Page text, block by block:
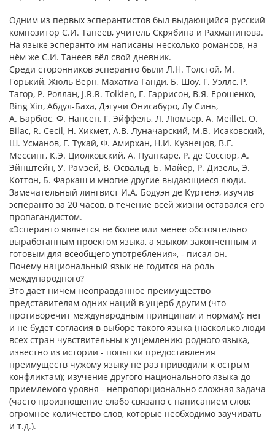
Одним из первых эсперантистов был выдающийся русский
композитор С.И. Танеев, учитель Скрябина и Рахманинова.
На языке эсперанто им написаны несколько романсов, на
нём же С.И. Танеев вёл свой дневник.
Среди сторонников эсперанто были Л.Н. Толстой, М.
Горький, Жюль Верн, Махатма Ганди, Б. Шоу, Г. Уэллс, Р.
Тагор, Р. Роллан, J.R.R. Tolkien, Г. Гаррисон, В.Я. Ерошенко,
Bing Xin, Абдул-Баха, Дэгучи Онисабуро, Лу Синь,
А. Барбюс, Ф. Нансен, Г. Эйффель, Л. Люмьер, A. Meillet, O.
Bilac, R. Cecil, Н. Хикмет, А.В. Луначарский, М.В. Исаковский,
Ш. Усманов, Г. Тукай, Ф. Амирхан, Н.И. Кузнецов, В.Г.
Мессинг, К.Э. Циолковский, А. Пуанкаре, Р. де Соссюр, А.
Эйнштейн, У. Рамзей, В. Освальд, Б. Майер, Р. Дизель, Э.
Коттон, Б. Фаркаш и многие другие выдающиеся люди.
Замечательный лингвист И.А. Бодуэн де Куртенэ, изучив
эсперанто за 20 часов, в течение всей жизни оставался его
пропагандистом.
«Эсперанто является не более или менее обстоятельно
выработанным проектом языка, а языком законченным и
готовым для всеобщего употребления», - писал он.
Почему национальный язык не годится на роль
международного?
Это даёт ничем неоправданное преимущество
представителям одних наций в ущерб другим (что
противоречит международным принципам и нормам); нет
и не будет согласия в выборе такого языка (насколько люди
всех стран чувствительны к ущемлению родного языка,
известно из истории - попытки предоставления
преимуществ чужому языку не раз приводили к острым
конфликтам); изучение другого национального языка до
приемлемого уровня - непропорционально сложная задача
(часто произношение слабо связано с написанием слов;
огромное количество слов, которые необходимо заучивать
и т.д.).